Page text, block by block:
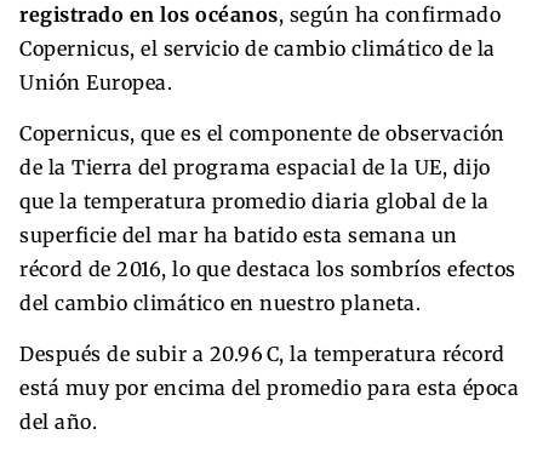
registrado en los océanos, según ha confirmado
Copernicus, el servicio de cambio climático de la
Unión Europea.
Copernicus, que es el componente de observación
de la Tierra del programa espacial de la UE, dijo
que la temperatura promedio diaria global de la
superficie del mar ha batido esta semana un
récord de 2016, lo que destaca los sombríos efectos
del cambio climático en nuestro planeta.
Después de subir a 20.96 C, la temperatura récord
está muy por encima del promedio para esta época
del año.